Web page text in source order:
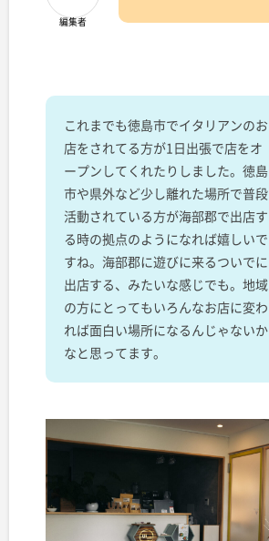
編集者
これまでも徳島市でイタリアンのお
店をされてる方が1日出張で店をオ
ープンしてくれたりしました。徳島
市や県外など少し離れた場所で普段
活動されている方が海部郡で出店す
る時の拠点のようになれば嬉しいで
すね。海部郡に遊びに来るついでに
出店する、みたいな感じでも。地域
の方にとってもいろんなお店に変わ
れば面白い場所になるんじゃないか
なと思ってます。